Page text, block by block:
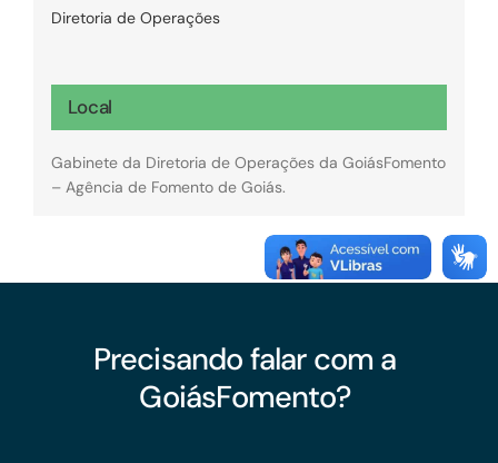
Diretoria de Operações
Local
Gabinete da Diretoria de Operações da GoiásFomento
– Agência de Fomento de Goiás.
Precisando falar com a
GoiásFomento?